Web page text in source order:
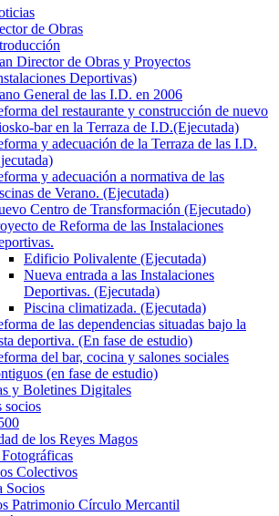
de Obras
Director de Obras y Proyectos
Deportivas)
General de las I.D. en 2006
del restaurante y construcción de nuevo
bar en la Terraza de I.D.(Ejecutada)
y adecuación de la Terraza de las I.D.
y adecuación a normativa de las
de Verano. (Ejecutada)
Centro de Transformación (Ejecutado)
de Reforma de las Instalaciones
Edificio Polivalente (Ejecutada)
Nueva entrada a las Instalaciones
Deportivas. (Ejecutada)
Piscina climatizada. (Ejecutada)
de las dependencias situadas bajo la
deportiva. (En fase de estudio)
del bar, cocina y salones sociales
(en fase de estudio)
y Boletines Digitales
socios
de los Reyes Magos
Colectivos
Socios
Patrimonio Círculo Mercantil